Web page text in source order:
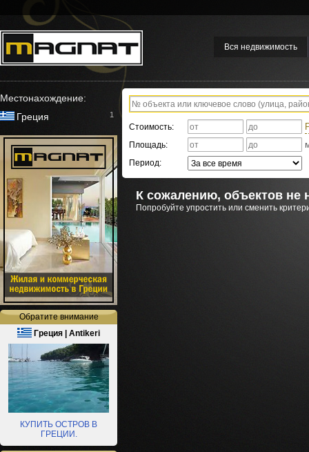
Вся недвижимость
Местонахождение:
Греция
1
Обратите внимание
Греция | Antikeri
КУПИТЬ ОСТРОВ В
ГРЕЦИИ.
Стоимость:
Площадь:
Период:
К сожалению, объектов не
Попробуйте упростить или сменить